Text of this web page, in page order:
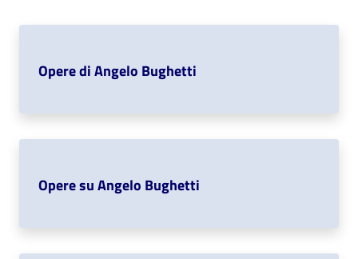
Opere di Angelo Bughetti
Opere su Angelo Bughetti